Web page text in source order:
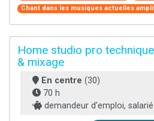
Chant dans les musiques actuelles
Home studio pro
& mixage
En centre (30)
70 h
demandeur d’emploi, salarié